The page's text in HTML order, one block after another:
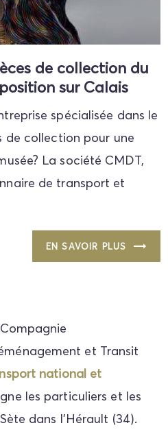
de collection du
sur Calais
spécialisée dans le
de collection pour une
La société CMDT,
de transport et
EN SAVOIR PLUS
et Transit
national et
les particuliers et les
dans l'Hérault (34).